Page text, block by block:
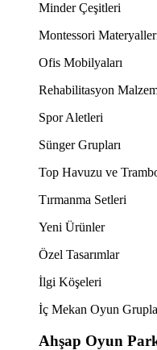
Minder Çeşitleri
Montessori
Ofis Mobilyaları
Rehabilitasyon
Spor Aletleri
Sünger Grupları
Top Havuzu ve
Tırmanma Setleri
Yeni Ürünler
Özel Tasarımlar
İlgi Köşeleri
İç Mekan Oyun
Ahşap Oyun